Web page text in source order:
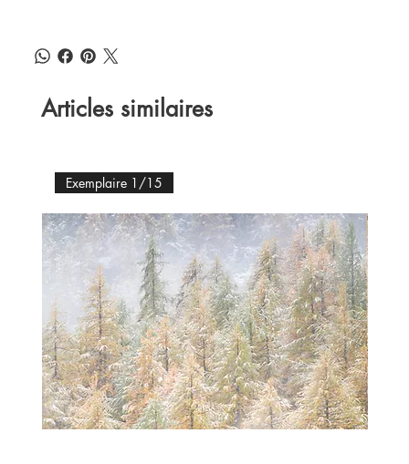
Articles similaires
Exemplaire 1/15